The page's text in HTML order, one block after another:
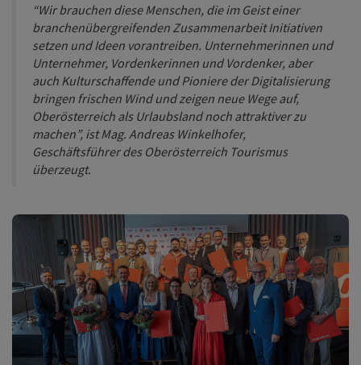
“Wir brauchen diese Menschen, die im Geist einer
branchenübergreifenden Zusammenarbeit Initiativen
setzen und Ideen vorantreiben. Unternehmerinnen und
Unternehmer, Vordenkerinnen und Vordenker, aber
auch Kulturschaffende und Pioniere der Digitalisierung
bringen frischen Wind und zeigen neue Wege auf,
Oberösterreich als Urlaubsland noch attraktiver zu
machen”, ist Mag. Andreas Winkelhofer,
Geschäftsführer des Oberösterreich Tourismus
überzeugt.